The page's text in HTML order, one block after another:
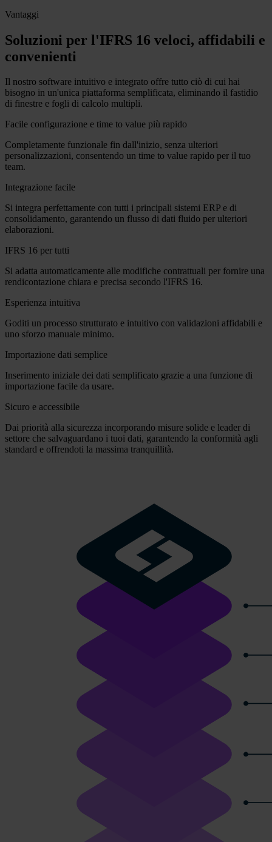
Vantaggi
Soluzioni per l'IFRS 16 veloci, affidabili e
convenienti
Il nostro software intuitivo e integrato offre tutto ciò di cui hai
bisogno in un'unica piattaforma semplificata, eliminando il fastidio
di finestre e fogli di calcolo multipli.
Facile configurazione e time to value più rapido
Completamente funzionale fin dall'inizio, senza ulteriori
personalizzazioni, consentendo un time to value rapido per il tuo
team.
Integrazione facile
Si integra perfettamente con tutti i principali sistemi ERP e di
consolidamento, garantendo un flusso di dati fluido per ulteriori
elaborazioni.
IFRS 16 per tutti
Si adatta automaticamente alle modifiche contrattuali per fornire una
rendicontazione chiara e precisa secondo l'IFRS 16.
Esperienza intuitiva
Goditi un processo strutturato e intuitivo con validazioni affidabili e
uno sforzo manuale minimo.
Importazione dati semplice
Inserimento iniziale dei dati semplificato grazie a una funzione di
importazione facile da usare.
Sicuro e accessibile
Dai priorità alla sicurezza incorporando misure solide e leader di
settore che salvaguardano i tuoi dati, garantendo la conformità agli
standard e offrendoti la massima tranquillità.